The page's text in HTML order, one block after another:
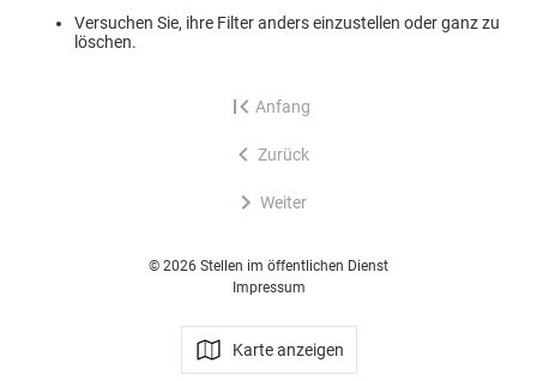
Versuchen Sie, ihre Filter anders einzustellen oder ganz zu
löschen.
Anfang
Zurück
Weiter
© 2026 Stellen im öffentlichen Dienst
Impressum
Karte anzeigen